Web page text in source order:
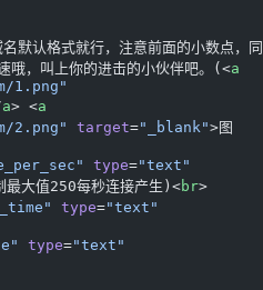
哦，叫上你的进击的小伙伴吧。(<a
1.png"
a> <a
2.png" target="_blank">图
type="text"
大值250每秒连接产生)<br>
type="text"
type="text"